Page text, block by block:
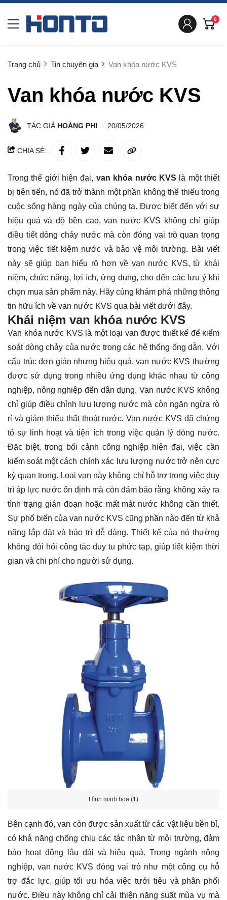
0
Trang chủ Tin chuyên gia Van khóa nước KVS
Van khóa nước KVS
TÁC GIẢ HOÀNG PHI 20/05/2026
CHIA SẺ:
Trong thế giới hiện đại, van khóa nước KVS là một thiết
bị tiên tiến, nó đã trở thành một phần không thể thiếu trong
cuộc sống hàng ngày của chúng ta. Được biết đến với sự
hiệu quả và độ bền cao, van nước KVS không chỉ giúp
điều tiết dòng chảy nước mà còn đóng vai trò quan trọng
trong việc tiết kiệm nước và bảo vệ môi trường. Bài viết
này sẽ giúp bạn hiểu rõ hơn về van nước KVS, từ khái
niệm, chức năng, lợi ích, ứng dụng, cho đến các lưu ý khi
chọn mua sản phẩm này. Hãy cùng khám phá những thông
tin hữu ích về van nước KVS qua bài viết dưới đây.
Khái niệm van khóa nước KVS
Van khóa nước KVS là một loại van được thiết kế để kiểm
soát dòng chảy của nước trong các hệ thống ống dẫn. Với
cấu trúc đơn giản nhưng hiệu quả, van nước KVS thường
được sử dụng trong nhiều ứng dụng khác nhau từ công
nghiệp, nông nghiệp đến dân dụng. Van nước KVS không
chỉ giúp điều chỉnh lưu lượng nước mà còn ngăn ngừa rò
rỉ và giảm thiểu thất thoát nước. Van nước KVS đã chứng
tỏ sự linh hoạt và tiện ích trong việc quản lý dòng nước.
Đặc biệt, trong bối cảnh công nghiệp hiện đại, việc cần
kiểm soát một cách chính xác lưu lượng nước trở nên cực
kỳ quan trọng. Loại van này không chỉ hỗ trợ trong việc duy
trì áp lực nước ổn định mà còn đảm bảo rằng không xảy ra
tình trạng gián đoạn hoặc mất mát nước không cần thiết.
Sự phổ biến của van nước KVS cũng phần nào đến từ khả
năng lắp đặt và bảo trì dễ dàng. Thiết kế của nó thường
không đòi hỏi công tác duy tu phức tạp, giúp tiết kiệm thời
gian và chi phí cho người sử dụng.
Hình minh họa (1)
Bên cạnh đó, van còn được sản xuất từ các vật liệu bền bỉ,
có khả năng chống chịu các tác nhân từ môi trường, đảm
bảo hoạt động lâu dài và hiệu quả. Trong ngành nông
nghiệp, van nước KVS đóng vai trò như một công cụ hỗ
trợ đắc lực, giúp tối ưu hóa việc tưới tiêu và phân phối
nước. Điều này không chỉ cải thiện năng suất mùa vụ mà